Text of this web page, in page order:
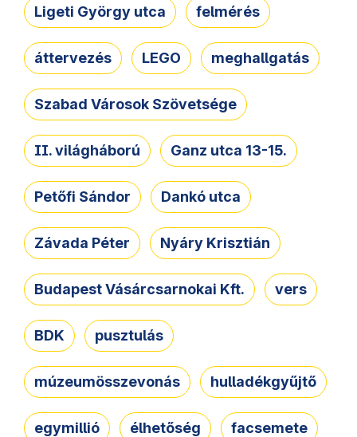
Ligeti György utca felmérés
áttervezés LEGO meghallgatás
Szabad Városok Szövetsége
II. világháború Ganz utca 13-15.
Petőfi Sándor Dankó utca
Závada Péter Nyáry Krisztián
Budapest Vásárcsarnokai Kft. vers
BDK pusztulás
múzeumösszevonás hulladékgyűjtő
egymillió élhetőség facsemete